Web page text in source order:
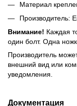
Материал
Производитель:
Внимание! Каждая
один болт. Одна
Производитель
внешний вид или
уведомления.
Документация